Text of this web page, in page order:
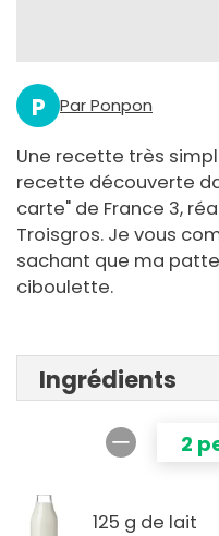
P Par Ponpon
Une recette très
recette découverte
carte" de France 3,
Troisgros. Je vous
sachant que ma
ciboulette.
Ingrédients
2
125 g de lait